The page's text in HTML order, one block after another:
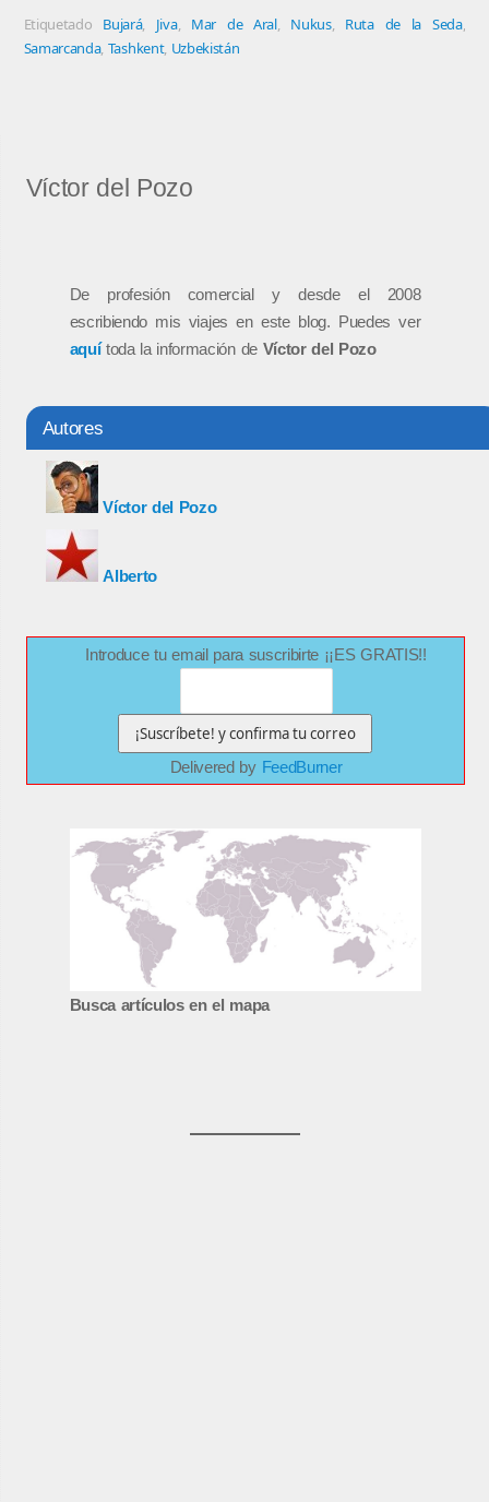
Etiquetado Bujará, Jiva, Mar de Aral, Nukus, Ruta de la Seda,
Samarcanda, Tashkent, Uzbekistán
Víctor del Pozo
De profesión comercial y desde el 2008
escribiendo mis viajes en este blog. Puedes ver
aquítoda la información de Víctor del Pozo
Autores
Víctor del Pozo
Alberto
Introduce tu email para suscribirte ¡¡ES GRATIS!!
Delivered by FeedBurner
Busca artículos en el mapa